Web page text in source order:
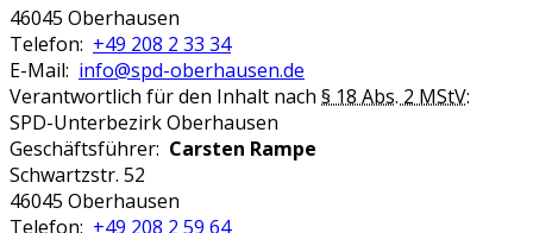
46045 Oberhausen
Telefon: +49 208 2 33 34
E-Mail: info@spd-oberhausen.de
Verantwortlich für den Inhalt nach § 18 Abs. 2 MStV:
SPD-Unterbezirk Oberhausen
Geschäftsführer: Carsten Rampe
Schwartzstr. 52
46045 Oberhausen
Telefon: +49 208 2 59 64